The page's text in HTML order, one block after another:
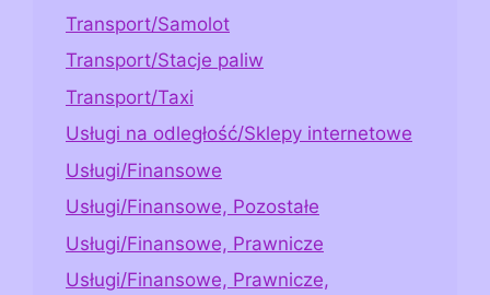
Transport/Samolot
Transport/Stacje paliw
Transport/Taxi
Usługi na odległość/Sklepy internetowe
Usługi/Finansowe
Usługi/Finansowe, Pozostałe
Usługi/Finansowe, Prawnicze
Usługi/Finansowe, Prawnicze,